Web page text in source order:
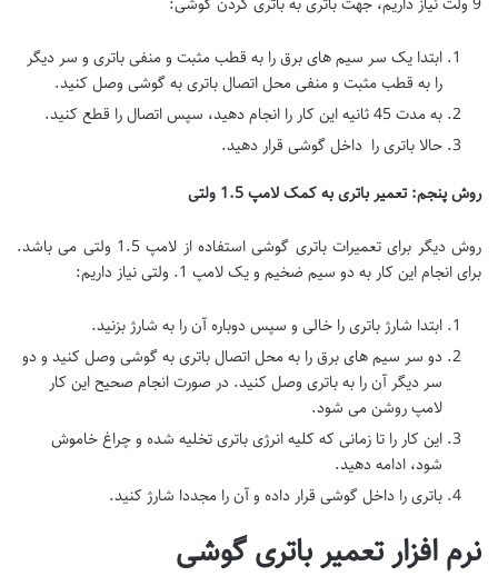
ابتدا یک سر سیم های برق را به قطب مثبت و منفی باتری و سر دیگر
را به قطب مثبت و منفی محل اتصال باتری به گوشی وصل کنید.
به مدت 45 ثانیه این کار را انجام دهید، سپس اتصال را قطع کنید.
حالا باتری را داخل گوشی قرار دهید.
روش پنجم: تعمیر باتری به کمک لامپ 1.5 ولتی
روش دیگر برای تعمیرات باتری گوشی استفاده از لامپ 1.5 ولتی می باشد.
برای انجام این کار به دو سیم ضخیم و یک لامپ 1. ولتی نیاز داریم:
ابتدا شارژ باتری را خالی و سپس دوباره آن را به شارژ بزنید.
دو سر سیم های برق را به محل اتصال باتری به گوشی وصل کنید و دو
سر دیگر آن را به باتری وصل کنید. در صورت انجام صحیح این کار
لامپ روشن می شود.
این کار را تا زمانی که کلیه انرژی باتری تخلیه شده و چراغ خاموش
شود، ادامه دهید.
باتری را داخل گوشی قرار داده و آن را مجددا شارژ کنید.
نرم افزار تعمیر باتری گوشی